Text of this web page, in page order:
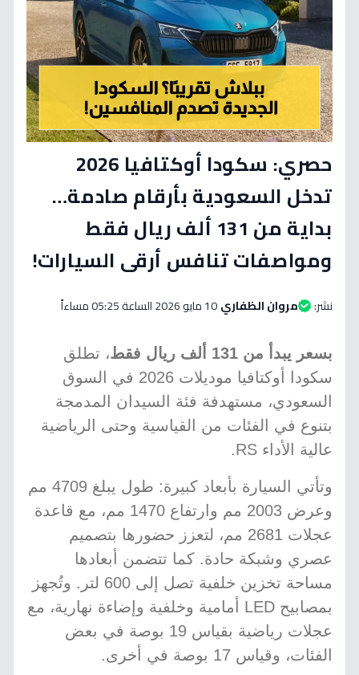
حصري: سكودا أوكتافيا 2026
تدخل السعودية بأرقام صادمة…
بداية من 131 ألف ريال فقط
ومواصفات تنافس أرقى السيارات!
نشر: مروان الظفاري10 مايو 2026 الساعة 05:25 مساءاً
بسعر يبدأ من 131 ألف ريال فقط
، تطلق
سكودا أوكتافيا موديلات 2026 في السوق
السعودي، مستهدفة فئة السيدان المدمجة
بتنوع في الفئات من القياسية وحتى الرياضية
عالية الأداء RS.
وتأتي السيارة بأبعاد كبيرة: طول يبلغ 4709 مم
وعرض 2003 مم وارتفاع 1470 مم، مع قاعدة
عجلات 2681 مم، لتعزز حضورها بتصميم
عصري وشبكة حادة. كما تتضمن أبعادها
مساحة تخزين خلفية تصل إلى 600 لتر. وتُجهز
بمصابيح LED أمامية وخلفية وإضاءة نهارية، مع
عجلات رياضية بقياس 19 بوصة في بعض
الفئات، وقياس 17 بوصة في أخرى.